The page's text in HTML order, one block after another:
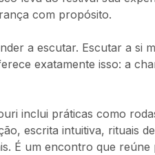
com propósito.
a escutar. Escutar a si
exatamente isso: a
inclui práticas como
escrita intuitiva, rituais
É um encontro que reúne